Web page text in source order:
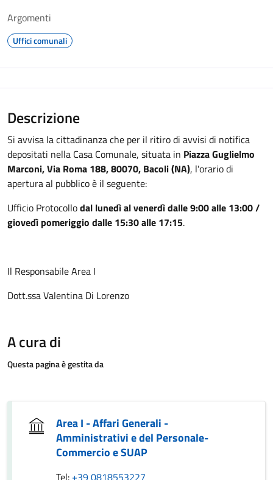
Argomenti
Uffici comunali
Descrizione
Si avvisa la cittadinanza che per il ritiro di avvisi di notifica
depositati nella Casa Comunale, situata in Piazza Guglielmo
Marconi, Via Roma 188, 80070, Bacoli (NA), l'orario di
apertura al pubblico è il seguente:
Ufficio Protocollodal lunedì al venerdì dalle 9:00 alle 13:00 /
giovedì pomeriggio dalle 15:30 alle 17:15.
Il Responsabile Area I
Dott.ssa Valentina Di Lorenzo
A cura di
Questa pagina è gestita da
Area I - Affari Generali -
Amministrativi e del Personale-
Commercio e SUAP
Tel: +39 0818553227